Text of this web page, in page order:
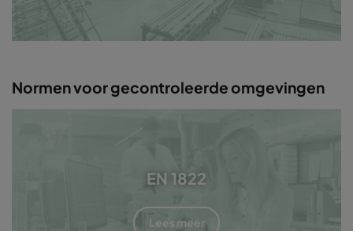
Normen voor gecontroleerde omgevingen
EN 1822
Lees meer